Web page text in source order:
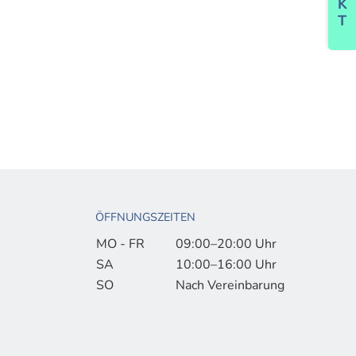
ÖFFNUNGSZEITEN
MO - FR
09:00–20:00 Uhr
SA
10:00–16:00 Uhr
SO
Nach Vereinbarung